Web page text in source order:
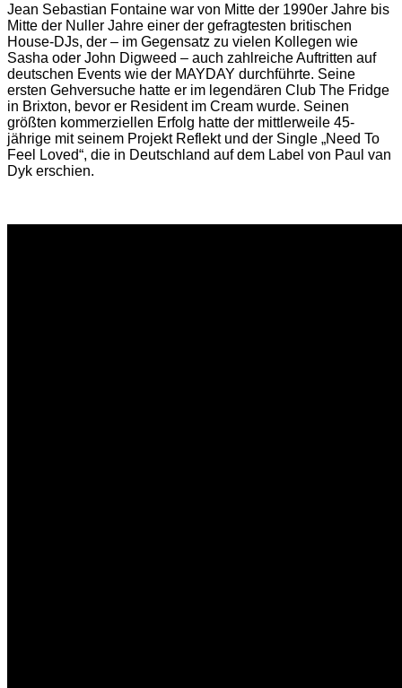
Jean Sebastian Fontaine war von Mitte der 1990er Jahre bis
Mitte der Nuller Jahre einer der gefragtesten britischen
House-DJs, der – im Gegensatz zu vielen Kollegen wie
Sasha oder John Digweed – auch zahlreiche Auftritten auf
deutschen Events wie der MAYDAY durchführte. Seine
ersten Gehversuche hatte er im legendären Club The Fridge
in Brixton, bevor er Resident im Cream wurde. Seinen
größten kommerziellen Erfolg hatte der mittlerweile 45-
jährige mit seinem Projekt Reflekt und der Single „Need To
Feel Loved“, die in Deutschland auf dem Label von Paul van
Dyk erschien.